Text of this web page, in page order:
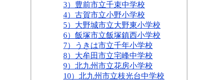
3）豊前市立千束中学校
4）古賀市立小野小学校
5）大野城市立大野東小学校
6）飯塚市立飯塚鎮西小学校
7）うきは市立千年小学校
8）大牟田市立宅峰中学校
9）北九州市立花房小学校
10）北九州市立枝光台中学校